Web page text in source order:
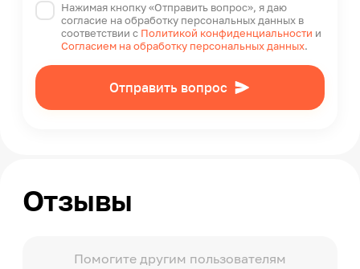
Страна производства
Россия
Нажимая кнопку «Отправить вопрос», я даю
согласие на обработку персональных данных в
соответствии с Политикой конфиденциальности и
Согласием на обработку персональных данных.
Отправить вопрос
Отзывы
Помогите другим пользователям